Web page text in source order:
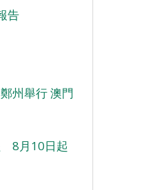
告
州舉行 澳門
8月10日起